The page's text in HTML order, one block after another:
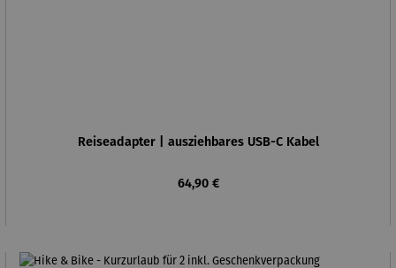
Reiseadapter | ausziehbares USB-C Kabel
Regulärer Preis:
64,90 €